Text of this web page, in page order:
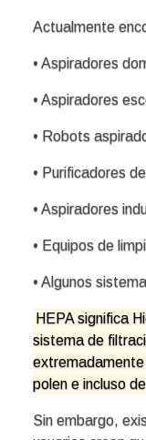
Actualmente
• Aspiradores
• Aspiradores
• Robots
• Purificadores
• Aspiradores
• Equipos de
• Algunos
HEPA significa
sistema de
polen e incluso
Sin embargo,